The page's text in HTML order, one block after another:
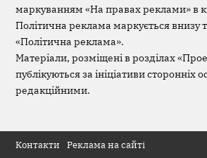
маркуванням «На правах реклами» в
Політична реклама маркується внизу
«Політична реклама».
Матеріали, розміщені в розділах
публікуються за ініціативи сторонніх
редакційними.
Контакти Реклама на сайті